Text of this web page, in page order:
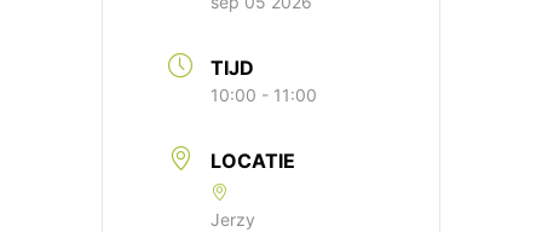
TIJD
10:00 - 11:00
LOCATIE
Jerzy